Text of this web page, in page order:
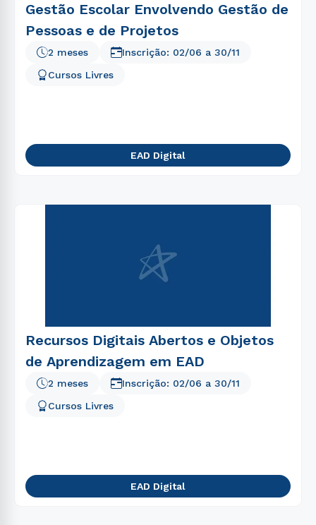
Gestão Escolar Envolvendo Gestão de
Pessoas e de Projetos
Cursos Livres
2 meses Inscrição: 02/06 a 30/11
EAD Digital
Recursos Digitais Abertos e Objetos
de Aprendizagem em EAD
Cursos Livres
2 meses Inscrição: 02/06 a 30/11
EAD Digital